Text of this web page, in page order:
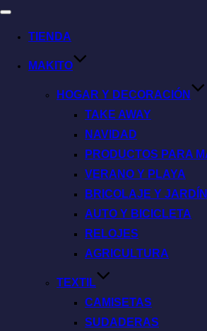
TIENDA
MAKITO
HOGAR Y DECORACIÓN
TAKE AWAY
NAVIDAD
PRODUCTOS PARA
VERANO Y PLAYA
BRICOLAJE Y JARDÍN
AUTO Y BICICLETA
RELOJES
AGRICULTURA
TEXTIL
CAMISETAS
SUDADERAS